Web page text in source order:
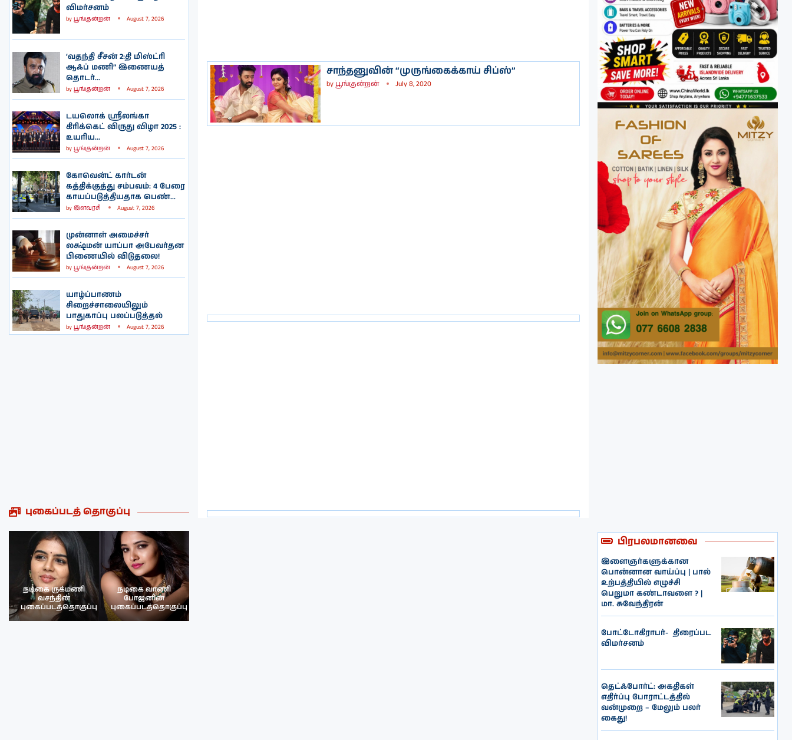
விமர்சனம்
by பூங்குன்றன் August 7, 2026
‘வதந்தி சீசன் 2:தி மிஸ்ட்ரி
ஆஃப் மணி” இணையத்
தொடர்...
by பூங்குன்றன் August 7, 2026
டயலொக் ஸ்ரீலங்கா
கிரிக்கெட் விருது விழா 2025 :
உயரிய...
by பூங்குன்றன் August 7, 2026
கோவென்ட் கார்டன்
கத்திக்குத்து சம்பவம்: 4 பேரை
காயப்படுத்தியதாக பெண்...
by இளவரசி August 7, 2026
முன்னாள் அமைச்சர்
லக்ஷ்மன் யாப்பா அபேவர்தன
பிணையில் விடுதலை!
by பூங்குன்றன் August 7, 2026
யாழ்ப்பாணம்
சிறைச்சாலையிலும்
பாதுகாப்பு பலப்படுத்தல்
by பூங்குன்றன் August 7, 2026
புகைப்படத் தொகுப்பு
நடிகை ருக்மணி
வசந்தின்
புகைப்படத்தொகுப்பு
நடிகை வாணி
போஜனின்
புகைப்படத்தொகுப்பு
சாந்தனுவின் “முருங்கைக்காய் சிப்ஸ்”
by பூங்குன்றன் July 8, 2020
பிரபலமானவை
இளைஞர்களுக்கான
பொன்னான வாய்ப்பு | பால்
உற்பத்தியில் எழுச்சி
பெறுமா கண்டாவளை ? |
மா. சுவேந்திரன்
போட்டோகிராபர்- ‌ திரைப்பட
விமர்சனம்
தெட்ஃபோர்ட்: அகதிகள்
எதிர்ப்பு போராட்டத்தில்
வன்முறை – மேலும் பலர்
கைது!